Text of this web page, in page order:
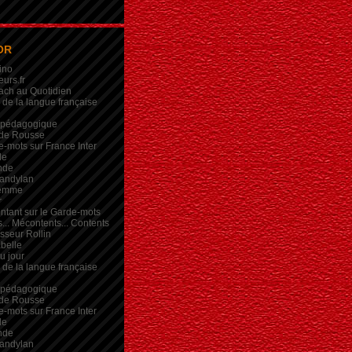
au Quotidien
de la langue française
Rousse
mots sur France Inter
sur le Garde-mots
Mécontents... Contents
Rollin
jour
de la langue française
Rousse
mots sur France Inter